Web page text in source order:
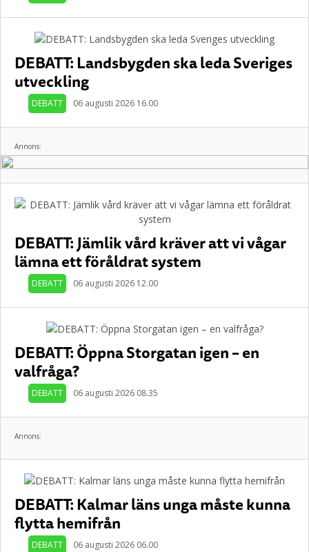
DEBATT: Landsbygden ska leda Sveriges
utveckling
DEBATT 06 augusti 2026 16.00
Annons:
DEBATT: Jämlik vård kräver att vi vågar
lämna ett föråldrat system
DEBATT 06 augusti 2026 12.00
DEBATT: Öppna Storgatan igen – en
valfråga?
DEBATT 06 augusti 2026 08.35
Annons:
DEBATT: Kalmar läns unga måste kunna
flytta hemifrån
DEBATT 06 augusti 2026 06.00